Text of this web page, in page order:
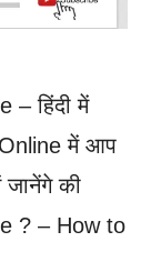
– हिंदी में
में आप
की
? – How to